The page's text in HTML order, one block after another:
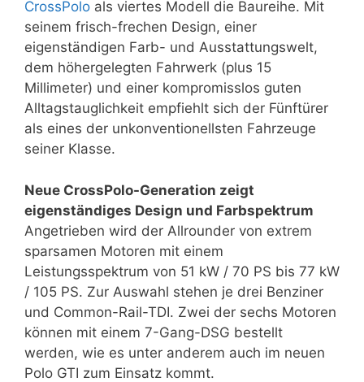
CrossPolo als viertes Modell die Baureihe. Mit
seinem frisch-frechen Design, einer
eigenständigen Farb- und Ausstattungswelt,
dem höhergelegten Fahrwerk (plus 15
Millimeter) und einer kompromisslos guten
Alltagstauglichkeit empfiehlt sich der Fünftürer
als eines der unkonventionellsten Fahrzeuge
seiner Klasse.
Neue CrossPolo-Generation zeigt
eigenständiges Design und Farbspektrum
Angetrieben wird der Allrounder von extrem
sparsamen Motoren mit einem
Leistungsspektrum von 51 kW / 70 PS bis 77 kW
/ 105 PS. Zur Auswahl stehen je drei Benziner
und Common-Rail-TDI. Zwei der sechs Motoren
können mit einem 7-Gang-DSG bestellt
werden, wie es unter anderem auch im neuen
Polo GTI zum Einsatz kommt.